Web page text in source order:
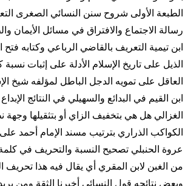
الطبعة الأولى شروح سنن النسائي الصغرى
رسالة الاجتماع والافتراق في مسائل الأيمان
ابن تيمية التعريف بالقاضي الرباعي وكتابه
الذيل على تاريخ الإسلام الأدلة على إثبات نسبة
العاقل على تمويه الدجل الباطل لمؤلفه شيخ
ابن القيم في البدائع والسهيلي في النتائج
الغزالي هل هي بتخفيف الزاي أو بتثقيلها
الكواكب الذراري بترتيب مسند الإمام أحمد
عروة الحنبلي تصحيح النسبة والتحريف في
من الغبن لابن المقري أي يقال فيه هذا تحريف
وبعض نتائجه قول النسائي أخبرنا الثقة ومن